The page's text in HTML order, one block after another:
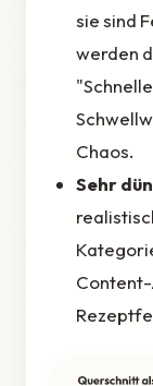
sie sind
werden
Chaos.
Sehr